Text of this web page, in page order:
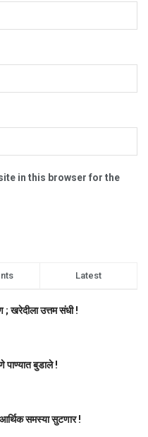
in this browser for the
Latest
; खरेदीला उत्तम संधी !
पाण्यात बुडाले !
समस्या सुटणार !